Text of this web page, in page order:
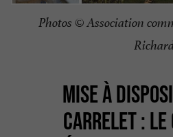
Photos © Association
MISE À
CARRELET :